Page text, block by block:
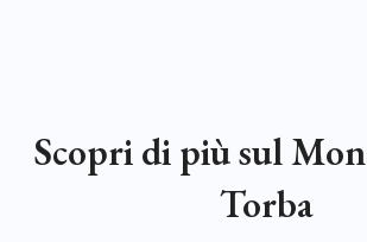
Scopri di più sul
Torba